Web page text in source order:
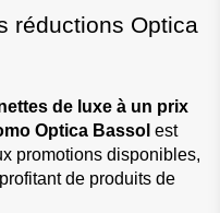
réductions Optica
de luxe à un prix
Optica Bassol est
promotions disponibles,
de produits de